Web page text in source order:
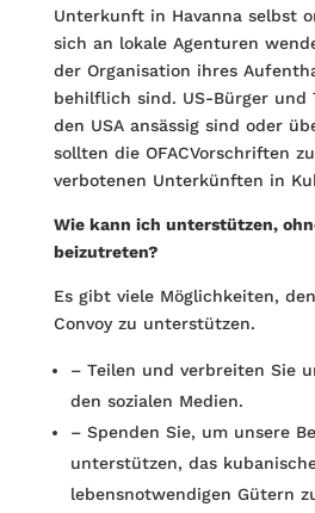
Unterkunft in Havanna selbst
sich an lokale Agenturen
der Orga­nisation ihres
behilflich sind. US-Bürger und
den USA ansässig sind oder
sollten die OFAC­Vorschriften
verbotenen Unterkünften in
Wie kann ich unterstützen,
beizutreten?
Es gibt viele Möglichkeiten,
Convoy zu unterstützen.
– Teilen und verbreiten Sie
den sozialen Medien.
– Spenden Sie, um unsere
unterstützen, das
lebensnotwendigen Gütern